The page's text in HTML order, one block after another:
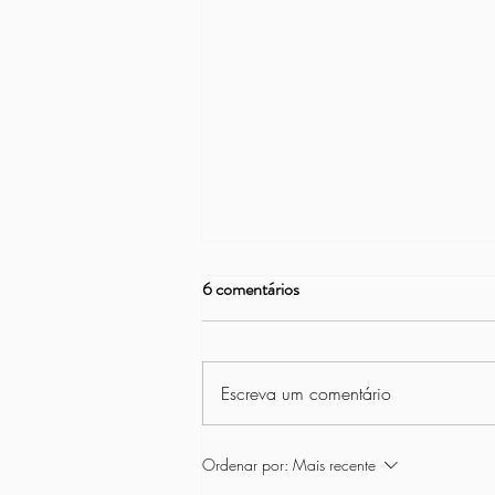
Projeto Vamos Remar na Asbac
6 comentários
Escreva um comentário
Ordenar por: Mais recente